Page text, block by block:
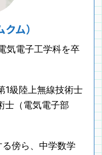
ム）
気電子工学科を卒
1級陸上無線技術士
士（電気電子部
傍ら、中学数学